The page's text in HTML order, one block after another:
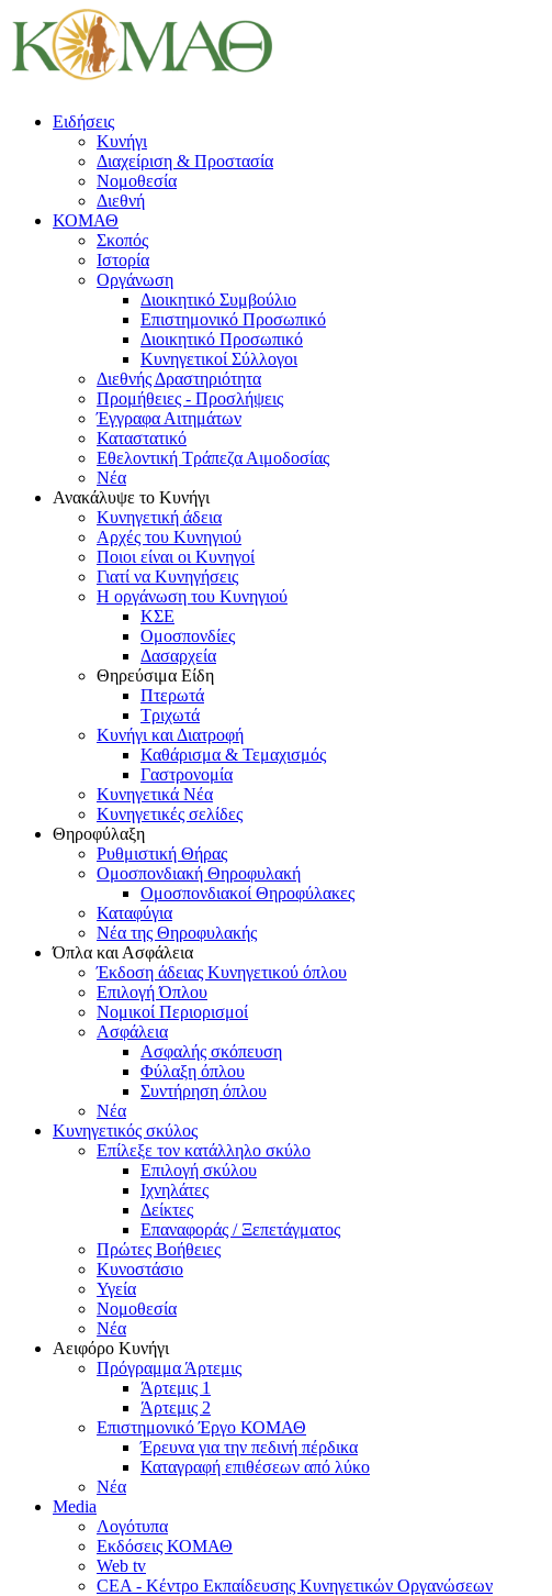
Ειδήσεις
Κυνήγι
Διαχείριση & Προστασία
Νομοθεσία
Διεθνή
ΚΟΜΑΘ
Σκοπός
Ιστορία
Οργάνωση
Διοικητικό Συμβούλιο
Επιστημονικό Προσωπικό
Διοικητικό Προσωπικό
Κυνηγετικοί Σύλλογοι
Διεθνής Δραστηριότητα
Προμήθειες - Προσλήψεις
Έγγραφα Αιτημάτων
Καταστατικό
Εθελοντική Τράπεζα Αιμοδοσίας
Νέα
Ανακάλυψε το Κυνήγι
Κυνηγετική άδεια
Αρχές του Κυνηγιού
Ποιοι είναι οι Κυνηγοί
Γιατί να Κυνηγήσεις
Η οργάνωση του Κυνηγιού
ΚΣΕ
Ομοσπονδίες
Δασαρχεία
Θηρεύσιμα Είδη
Πτερωτά
Τριχωτά
Κυνήγι και Διατροφή
Καθάρισμα & Τεμαχισμός
Γαστρονομία
Κυνηγετικά Νέα
Κυνηγετικές σελίδες
Θηροφύλαξη
Ρυθμιστική Θήρας
Ομοσπονδιακή Θηροφυλακή
Oμοσπονδιακοί Θηροφύλακες
Καταφύγια
Νέα της Θηροφυλακής
Όπλα και Ασφάλεια
Έκδοση άδειας Κυνηγετικού όπλου
Επιλογή Όπλου
Νομικοί Περιορισμοί
Ασφάλεια
Ασφαλής σκόπευση
Φύλαξη όπλου
Συντήρηση όπλου
Νέα
Κυνηγετικός σκύλος
Επίλεξε τον κατάλληλο σκύλο
Επιλογή σκύλου
Ιχνηλάτες
Δείκτες
Επαναφοράς / Ξεπετάγματος
Πρώτες Βοήθειες
Κυνοστάσιο
Υγεία
Νομοθεσία
Νέα
Αειφόρο Κυνήγι
Πρόγραμμα Άρτεμις
Άρτεμις 1
Άρτεμις 2
Επιστημονικό Έργο ΚΟΜΑΘ
Έρευνα για την πεδινή πέρδικα
Καταγραφή επιθέσεων από λύκο
Νέα
Media
Λογότυπα
Εκδόσεις ΚΟΜΑΘ
Web tv
CEA - Κέντρο Εκπαίδευσης Κυνηγετικών Οργανώσεων